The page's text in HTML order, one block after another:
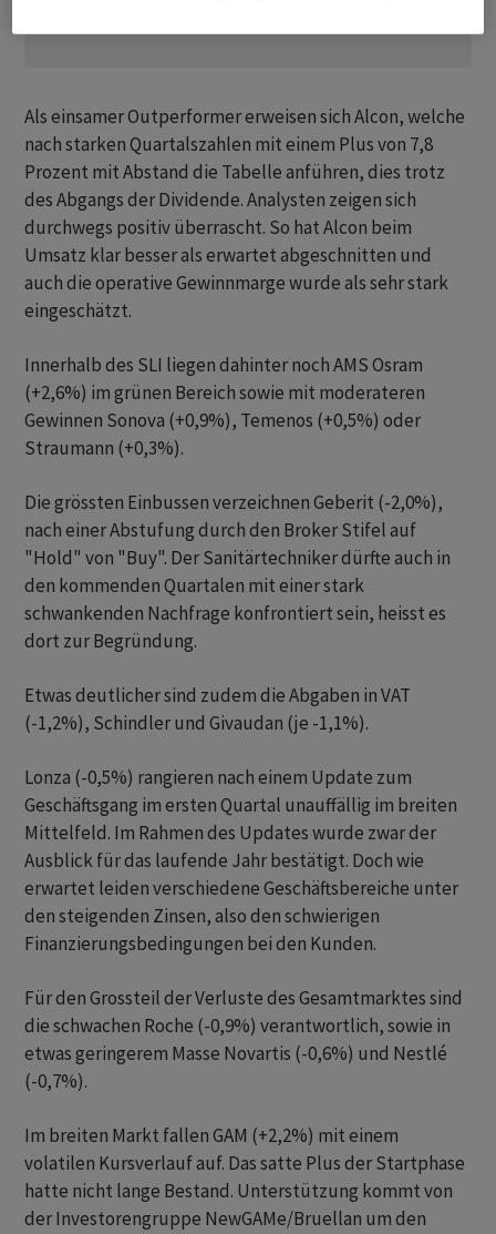
Als einsamer Outperformer erweisen sich Alcon, welche
nach starken Quartalszahlen mit einem Plus von 7,8
Prozent mit Abstand die Tabelle anführen, dies trotz
des Abgangs der Dividende. Analysten zeigen sich
durchwegs positiv überrascht. So hat Alcon beim
Umsatz klar besser als erwartet abgeschnitten und
auch die operative Gewinnmarge wurde als sehr stark
eingeschätzt.
Innerhalb des SLI liegen dahinter noch AMS Osram
(+2,6%) im grünen Bereich sowie mit moderateren
Gewinnen Sonova (+0,9%), Temenos (+0,5%) oder
Straumann (+0,3%).
Die grössten Einbussen verzeichnen Geberit (-2,0%),
nach einer Abstufung durch den Broker Stifel auf
"Hold" von "Buy". Der Sanitärtechniker dürfte auch in
den kommenden Quartalen mit einer stark
schwankenden Nachfrage konfrontiert sein, heisst es
dort zur Begründung.
Etwas deutlicher sind zudem die Abgaben in VAT
(-1,2%), Schindler und Givaudan (je -1,1%).
Lonza (-0,5%) rangieren nach einem Update zum
Geschäftsgang im ersten Quartal unauffällig im breiten
Mittelfeld. Im Rahmen des Updates wurde zwar der
Ausblick für das laufende Jahr bestätigt. Doch wie
erwartet leiden verschiedene Geschäftsbereiche unter
den steigenden Zinsen, also den schwierigen
Finanzierungsbedingungen bei den Kunden.
Für den Grossteil der Verluste des Gesamtmarktes sind
die schwachen Roche (-0,9%) verantwortlich, sowie in
etwas geringerem Masse Novartis (-0,6%) und Nestlé
(-0,7%).
Im breiten Markt fallen GAM (+2,2%) mit einem
volatilen Kursverlauf auf. Das satte Plus der Startphase
hatte nicht lange Bestand. Unterstützung kommt von
der Investorengruppe NewGAMe/Bruellan um den